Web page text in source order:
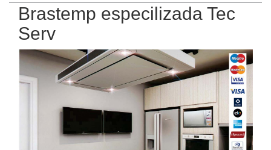
Brastemp especilizada Tec
Serv